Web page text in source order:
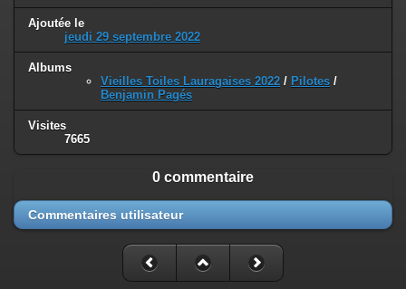
Ajoutée le
jeudi 29 septembre 2022
Albums
Vieilles Toiles Lauragaises 2022 / Pilotes /
Benjamin Pagés
Visites
7665
0 commentaire
Commentaires utilisateur